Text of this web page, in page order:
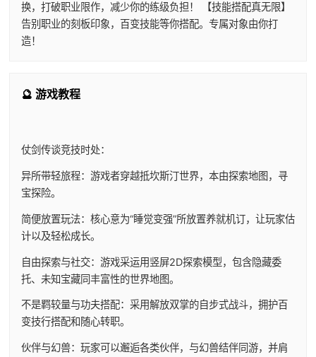
换，打破职业限作，减少你的练级负担！ 【技能搭配真无限】
告别职业的刻板印象，百变技能等你搭配。专属对象由你打
造！
🔮 游戏教程
仗剑传谈竞技时处：
异所带轻旅程：游戏者穿越抵坎斯汀世界，本由探索地图，寻
宝探险。
简便放置玩法：核心意为“睡觉变强”所放置养就机订，让玩家估
计以及轻松成长。
自由探索与社交：游戏采运用竖屏2D探索模型，包含隐藏委
托、未知宝藏同丰富性的世界地图。
不是羁较量与功夫搭配：采用解放双掌的自步式战斗，拥护百
变技行搭配和随心转职。
伙伴与幻兽：玩家可以邂逅各类伙伴，与幻兽结伴同游，并肩